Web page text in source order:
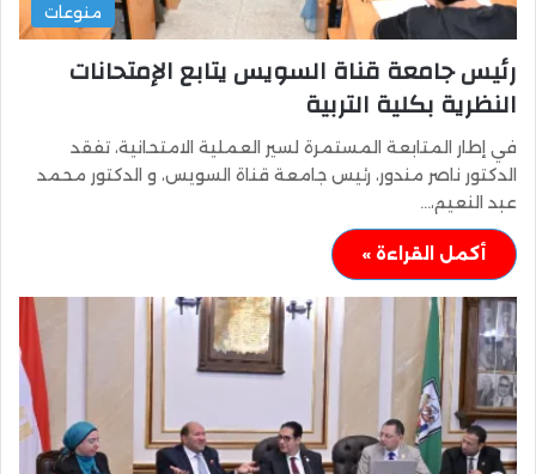
منوعات
رئيس جامعة قناة السويس يتابع الإمتحانات
النظرية بكلية التربية
في إطار المتابعة المستمرة لسير العملية الامتحانية، تفقد
الدكتور ناصر مندور، رئيس جامعة قناة السويس، و الدكتور محمد
عبد النعيم،…
أكمل القراءة »